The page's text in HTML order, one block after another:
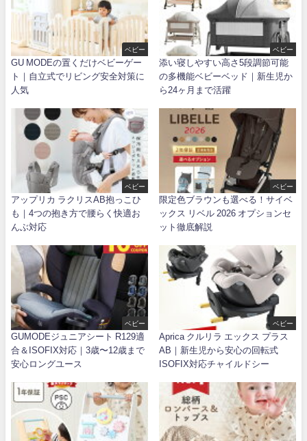
ベビー
GU MODEの置くだけベビーゲー
ト｜自立式でリビング安全対策に
人気
ベビー
添い寝しやすい高さ5段調節可能
の多機能ベビーベッド｜新生児か
ら24ヶ月まで活躍
ベビー
アップリカ ラクリスAB抱っこひ
も｜4つの抱き方で腰らく快適お
んぶ対応
ベビー
限定色ブラウンも選べる！サイベ
ックス リベル 2026 オプションセ
ット徹底解説
ベビー
GUMODEジュニアシート R129適
合＆ISOFIX対応｜3歳〜12歳まで
安心ロングユース
ベビー
Aprica クルリラ エックス プラス
AB｜新生児から安心の回転式
ISOFIX対応チャイルドシー